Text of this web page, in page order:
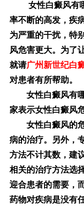
女性白癜风有哪
率不断的高发，疾
为严重的干扰，特
风危害更大。为了
就请广州新世纪白
对患者有所帮助。
女性白癜风有哪
家表示女性白癜风
女性白癜风的危
病的治疗。另外，
方法不计其数，建
相关的治疗方法选
迎合患者的需要，
药物对疾病是没有